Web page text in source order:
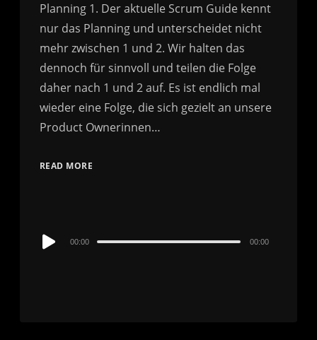
Planning 1. Der aktuelle Scrum Guide kennt
nur das Planning und unterscheidet nicht
mehr zwischen 1 und 2. Wir halten das
dennoch für sinnvoll und teilen die Folge
daher nach 1 und 2 auf. Es ist endlich mal
wieder eine Folge, die sich gezielt an unsere
Product Ownerinnen…
READ MORE
Audio
00:00 00:00